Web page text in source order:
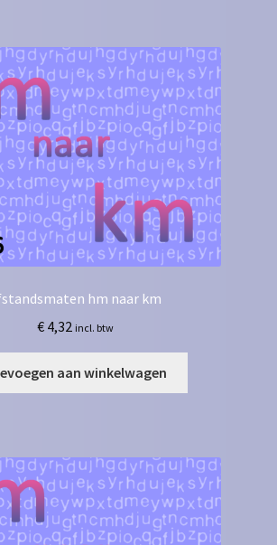
hm naar km
€4,32 incl. btw
aan winkelwagen